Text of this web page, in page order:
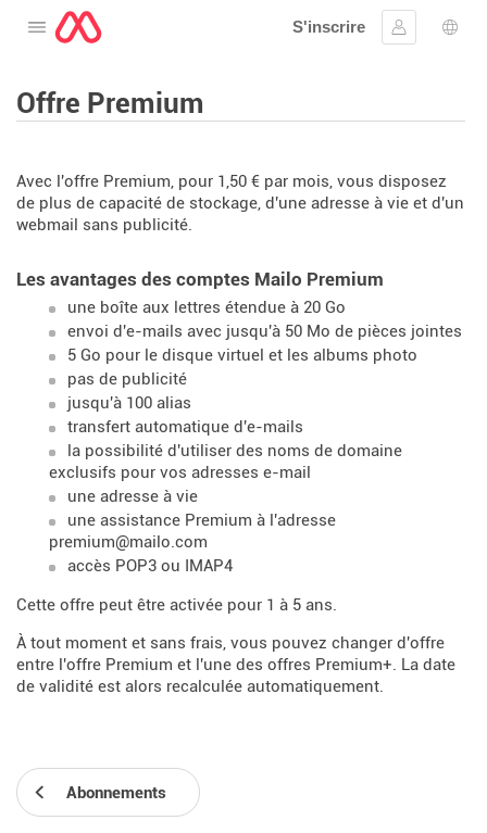
Ouvrir le menu
S'inscrire
Se
Offre Premium
Avec l'offre Premium, pour 1,50 € par mois, vous disposez
de plus de capacité de stockage, d'une adresse à vie et d'un
webmail sans publicité.
Les avantages des comptes Mailo Premium
une boîte aux lettres étendue à 20 Go
envoi d'e-mails avec jusqu'à 50 Mo de pièces jointes
5 Go pour le disque virtuel et les albums photo
pas de publicité
jusqu'à 100 alias
transfert automatique d'e-mails
la possibilité d'utiliser des noms de domaine
exclusifs pour vos adresses e-mail
une adresse à vie
une assistance Premium à l'adresse
premium@mailo.com
accès POP3 ou IMAP4
Cette offre peut être activée pour 1 à 5 ans.
À tout moment et sans frais, vous pouvez changer d'offre
entre l'offre Premium et l'une des offres Premium+. La date
de validité est alors recalculée automatiquement.
Abonnements